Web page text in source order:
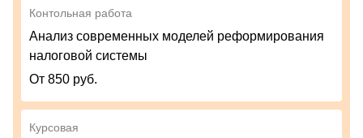
Контольная работа
Анализ современных моделей реформирования
налоговой системы
От 850 руб.
Курсовая